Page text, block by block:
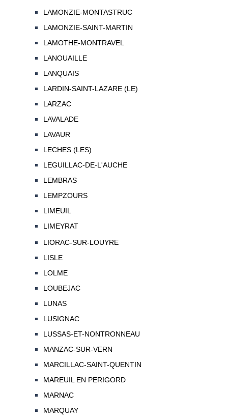
LAMONZIE-MONTASTRUC
LAMONZIE-SAINT-MARTIN
LAMOTHE-MONTRAVEL
LANOUAILLE
LANQUAIS
LARDIN-SAINT-LAZARE (LE)
LARZAC
LAVALADE
LAVAUR
LECHES (LES)
LEGUILLAC-DE-L'AUCHE
LEMBRAS
LEMPZOURS
LIMEUIL
LIMEYRAT
LIORAC-SUR-LOUYRE
LISLE
LOLME
LOUBEJAC
LUNAS
LUSIGNAC
LUSSAS-ET-NONTRONNEAU
MANZAC-SUR-VERN
MARCILLAC-SAINT-QUENTIN
MAREUIL EN PERIGORD
MARNAC
MARQUAY